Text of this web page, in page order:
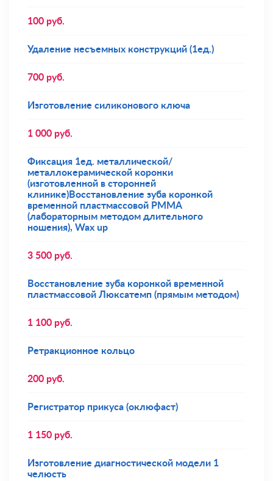
100 руб.
Удаление несъемных конструкций (1ед.)
700 руб.
Изготовление силиконового ключа
1 000 руб.
Фиксация 1ед. металлической/
металлокерамической коронки
(изготовленной в сторонней
клинике)Восстановление зуба коронкой
временной пластмассовой РММА
(лабораторным методом длительного
ношения), Wax up
3 500 руб.
Восстановление зуба коронкой временной
пластмассовой Люксатемп (прямым методом)
1 100 руб.
Ретракционное кольцо
200 руб.
Регистратор прикуса (оклюфаст)
1 150 руб.
Изготовление диагностической модели 1
челюсть